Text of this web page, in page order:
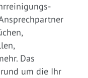
Das
um die Ihr